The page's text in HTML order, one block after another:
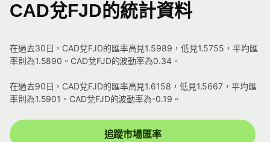
CAD兌FJD的統計資料
在過去30日，CAD兌FJD的匯率高見1.5989，低見1.5755，平均匯
率則為1.5890。CAD兌FJD的波動率為0.34。
在過去90日，CAD兌FJD的匯率高見1.6158，低見1.5667，平均匯
率則為1.5901。CAD兌FJD的波動率為-0.19。
追蹤市場匯率